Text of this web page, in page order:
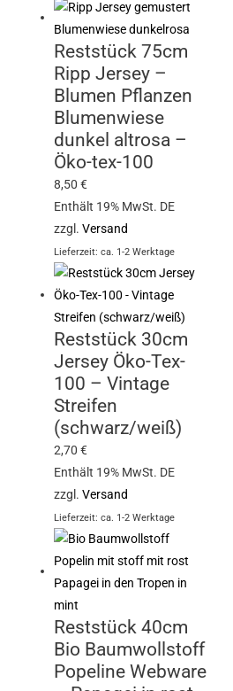
Reststück 75cm
Ripp Jersey –
Blumen Pflanzen
Blumenwiese
dunkel altrosa –
Öko-tex-100
8,50€
Enthält 19% MwSt. DE
zzgl.Versand
Lieferzeit: ca. 1-2 Werktage
Reststück 30cm
Jersey Öko-Tex-
100 – Vintage
Streifen
(schwarz/weiß)
2,70€
Enthält 19% MwSt. DE
zzgl.Versand
Lieferzeit: ca. 1-2 Werktage
Reststück 40cm
Bio Baumwollstoff
Popeline Webware